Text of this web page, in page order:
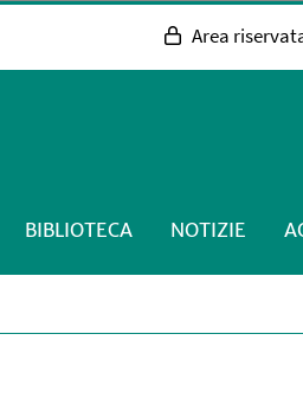
Area
BIBLIOTECA NOTIZIE